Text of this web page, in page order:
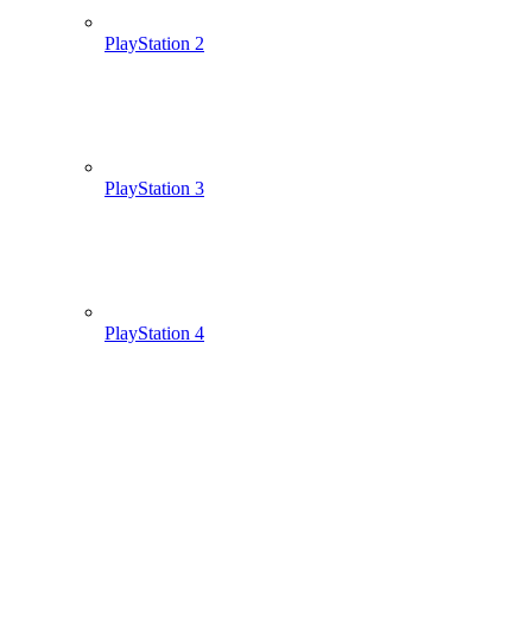
PlayStation 2
PlayStation 3
PlayStation 4